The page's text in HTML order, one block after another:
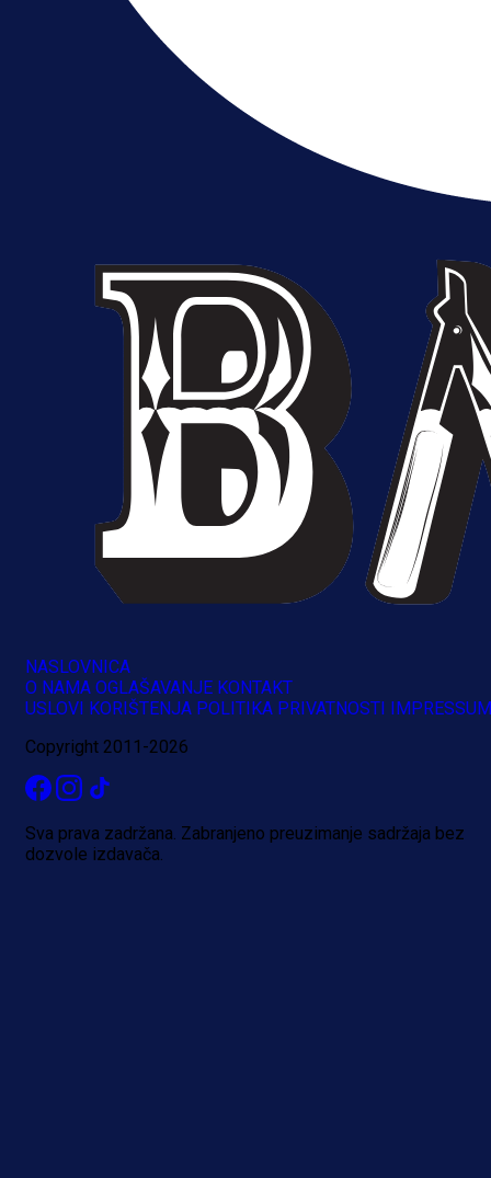
NASLOVNICA
O NAMA OGLAŠAVANJE KONTAKT
USLOVI KORIŠTENJA POLITIKA PRIVATNOSTI
IMPRESSUM
Copyright 2011-2026
Sva prava zadržana. Zabranjeno preuzimanje sadržaja bez
dozvole izdavača.